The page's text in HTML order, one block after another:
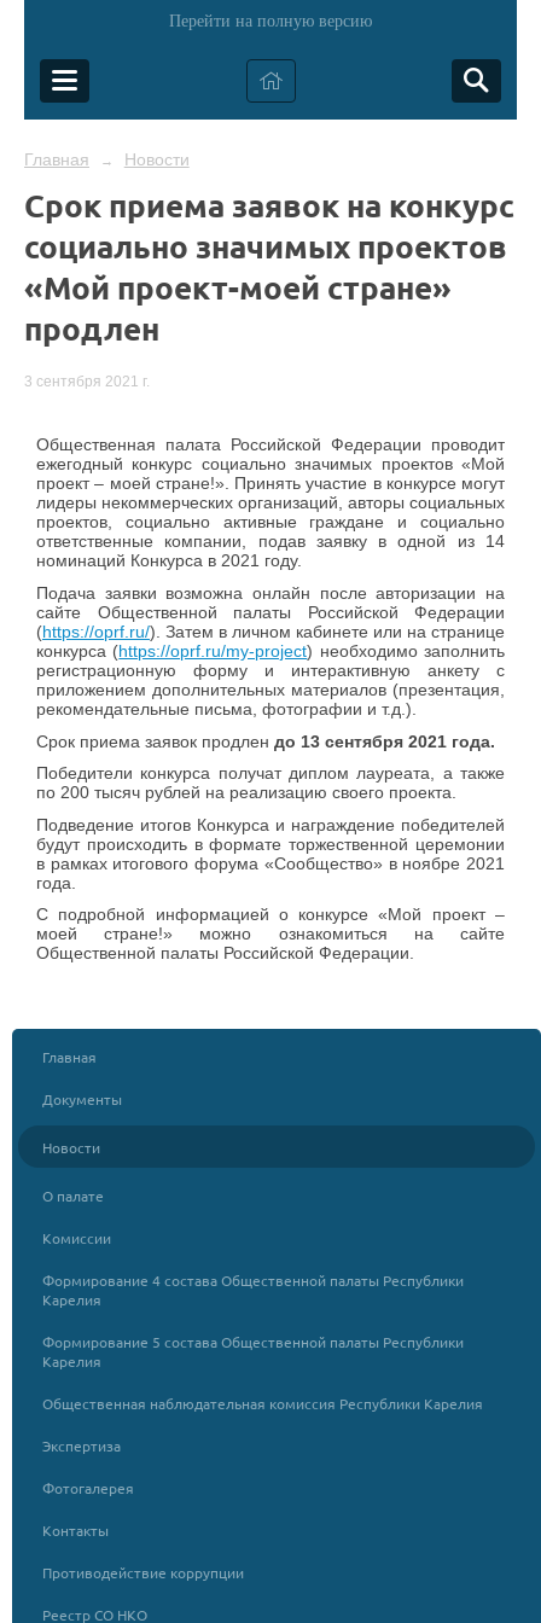
Перейти на полную версию
Главная → Новости
Срок приема заявок на конкурс
социально значимых проектов
«Мой проект-моей стране»
продлен
3 сентября 2021 г.
Общественная палата Российской Федерации проводит
ежегодный конкурс социально значимых проектов «Мой
проект – моей стране!». Принять участие в конкурсе могут
лидеры некоммерческих организаций, авторы социальных
проектов, социально активные граждане и социально
ответственные компании, подав заявку в одной из 14
номинаций Конкурса в 2021 году.
Подача заявки возможна онлайн после авторизации на
сайте Общественной палаты Российской Федерации
(https://oprf.ru/). Затем в личном кабинете или на странице
конкурса (https://oprf.ru/my-project) необходимо заполнить
регистрационную форму и интерактивную анкету с
приложением дополнительных материалов (презентация,
рекомендательные письма, фотографии и т.д.).
Срок приема заявок продлен до 13 сентября 2021 года.
Победители конкурса получат диплом лауреата, а также
по 200 тысяч рублей на реализацию своего проекта.
Подведение итогов Конкурса и награждение победителей
будут происходить в формате торжественной церемонии
в рамках итогового форума «Сообщество» в ноябре 2021
года.
С подробной информацией о конкурсе «Мой проект –
моей стране!» можно ознакомиться на сайте
Общественной палаты Российской Федерации.
Главная
Документы
Новости
О палате
Комиссии
Формирование 4 состава Общественной палаты Республики
Карелия
Формирование 5 состава Общественной палаты Республики
Карелия
Общественная наблюдательная комиссия Республики Карелия
Экспертиза
Фотогалерея
Контакты
Противодействие коррупции
Реестр СО НКО